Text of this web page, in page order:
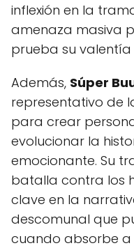
inflexión en la
amenaza masiva
prueba su
Además, Súper
representativo de
para crear
evolucionar la
emocionante. Su
batalla contra los
clave en la
descomunal que
cuando absorbe